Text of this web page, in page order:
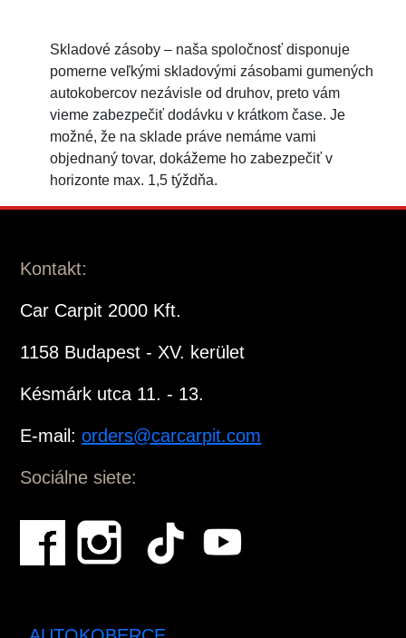
Skladové zásoby – naša spoločnosť disponuje
pomerne veľkými skladovými zásobami gumených
autokobercov nezávisle od druhov, preto vám
vieme zabezpečiť dodávku v krátkom čase. Je
možné, že na sklade práve nemáme vami
objednaný tovar, dokážeme ho zabezpečiť v
horizonte max. 1,5 týždňa.
Kontakt:
Car Carpit 2000 Kft.
1158 Budapest - XV. kerület
Késmárk utca 11. - 13.
E-mail:orders@carcarpit.com
Sociálne siete: